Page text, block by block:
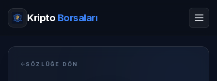
Kripto Borsaları
SÖZLÜĞE DÖN